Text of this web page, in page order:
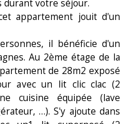
durant votre séjour.
appartement jouit d'un
il bénéficie d'un
Au 2ème étage de la
de 28m2 exposé
avec un lit clic clac (2
cuisine équipée (lave
…). S'y ajoute dans